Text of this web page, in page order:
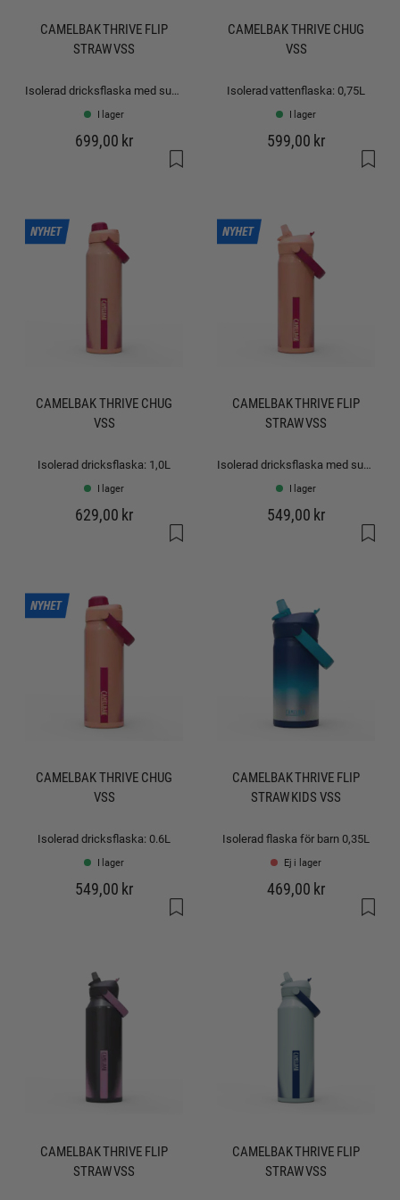
CAMELBAK THRIVE FLIP
STRAW VSS
Isolerad dricksflaska med sugrör: 1,2L
I lager
699,00 kr
CAMELBAK THRIVE CHUG
VSS
Isolerad vattenflaska: 0,75L
I lager
599,00 kr
CAMELBAK THRIVE CHUG
VSS
Isolerad dricksflaska: 1,0L
I lager
629,00 kr
CAMELBAK THRIVE FLIP
STRAW VSS
Isolerad dricksflaska med sugrör: 0,6L
I lager
549,00 kr
CAMELBAK THRIVE CHUG
VSS
Isolerad dricksflaska: 0.6L
I lager
549,00 kr
CAMELBAK THRIVE FLIP
STRAW KIDS VSS
Isolerad flaska för barn 0,35L
Ej i lager
469,00 kr
CAMELBAK THRIVE FLIP
STRAW VSS
CAMELBAK THRIVE FLIP
STRAW VSS